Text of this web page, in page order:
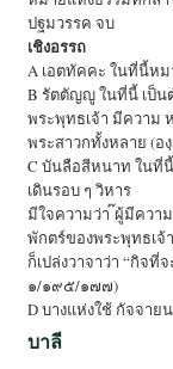
ปฐมวรรค จบ
เชิงอรรถ
A เอตทัคคะ ในที่นี้หม
B รัตตัญญู ในที่นี้ เป็
พระพุทธเจ้า มีความ
พระสาวกทั้งหลาย (อ
C บันลือสีหนาท ในที่
เดินรอบ ๆ วิหาร
มีใจความว่า ๊ผู้มีควา
พักตร์ของพระพุทธเจ้า
ก็เปล่งวาจาว่า “กิจที่
๑/๑๙๕/๑๗๗)
D บางแห่งใช้ กัจจาย
บาลี